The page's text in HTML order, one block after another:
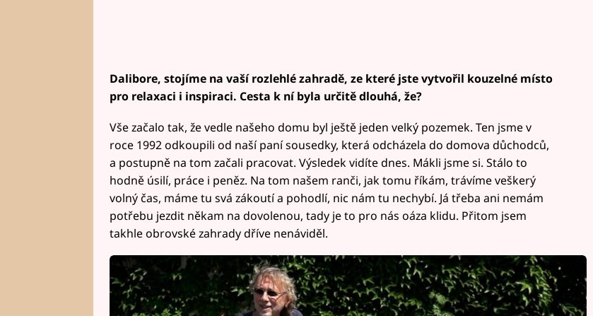
Dalibore, stojíme na vaší rozlehlé zahradě, ze které jste vytvořil kouzelné místo
pro relaxaci i inspiraci. Cesta k ní byla určitě dlouhá, že?
Vše začalo tak, že vedle našeho domu byl ještě jeden velký pozemek. Ten jsme v
roce 1992 odkoupili od naší paní sousedky, která odcházela do domova důchodců,
a postupně na tom začali pracovat. Výsledek vidíte dnes. Mákli jsme si. Stálo to
hodně úsilí, práce i peněz. Na tom našem ranči, jak tomu říkám, trávíme veškerý
volný čas, máme tu svá zákoutí a pohodlí, nic nám tu nechybí. Já třeba ani nemám
potřebu jezdit někam na dovolenou, tady je to pro nás oáza klidu. Přitom jsem
takhle obrovské zahrady dříve nenáviděl.